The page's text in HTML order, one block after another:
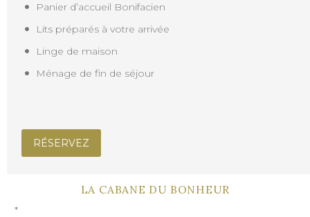
Panier d’accueil Bonifacien
Lits préparés à votre arrivée
Linge de maison
Ménage de fin de séjour
RÉSERVEZ
LA CABANE DU BONHEUR
*